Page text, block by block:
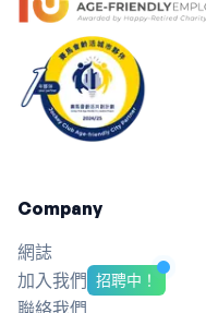
Company
網誌
加入我們 招聘中！
聯絡我們